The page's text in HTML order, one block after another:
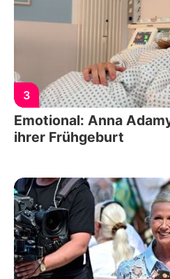
3
Emotional: Anna
ihrer Frühgeburt